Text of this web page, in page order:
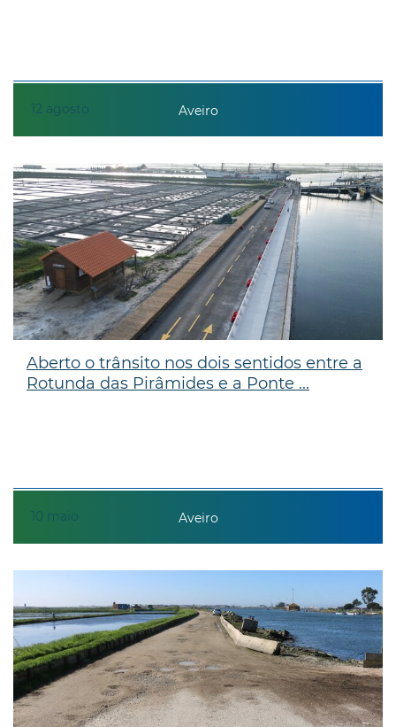
12 agosto Aveiro
10 maio
Aberto o trânsito nos dois sentidos entre a
Rotunda das Pirâmides e a Ponte ...
Aveiro